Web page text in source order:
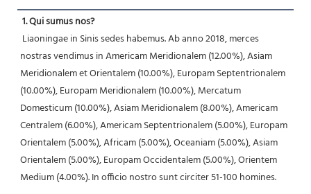
1. Qui sumus nos?
nostras vendimus in Americam Meridionalem (12.00%), Asiam
Meridionalem et Orientalem (10.00%), Europam Septentrionalem
(10.00%), Europam Meridionalem (10.00%), Mercatum
Domesticum (10.00%), Asiam Meridionalem (8.00%), Americam
Centralem (6.00%), Americam Septentrionalem (5.00%), Europam
Orientalem (5.00%), Africam (5.00%), Oceaniam (5.00%), Asiam
Orientalem (5.00%), Europam Occidentalem (5.00%), Orientem
Medium (4.00%). In officio nostro sunt circiter 51-100 homines.